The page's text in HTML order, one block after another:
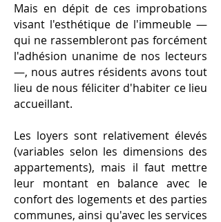
Mais en dépit de ces improbations
visant l'esthétique de l'immeuble —
qui ne rassembleront pas forcément
l'adhésion unanime de nos lecteurs
—, nous autres résidents avons tout
lieu de nous féliciter d'habiter ce lieu
accueillant.
Les loyers sont relativement élevés
(variables selon les dimensions des
appartements), mais il faut mettre
leur montant en balance avec le
confort des logements et des parties
communes, ainsi qu'avec les services